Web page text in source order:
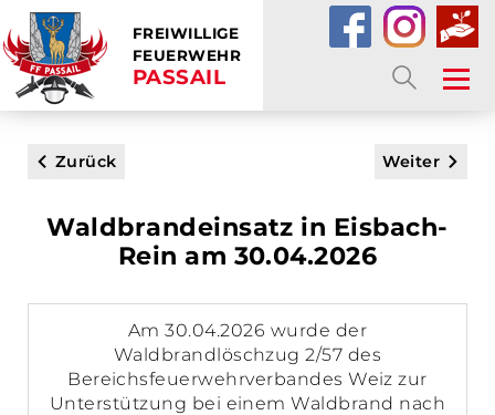
FREIWILLIGE
FEUERWEHR
PASSAIL
Zurück Weiter
Waldbrandeinsatz in Eisbach-
Rein am 30.04.2026
Am 30.04.2026 wurde der
Waldbrandlöschzug 2/57 des
Bereichsfeuerwehrverbandes Weiz zur
Unterstützung bei einem Waldbrand nach